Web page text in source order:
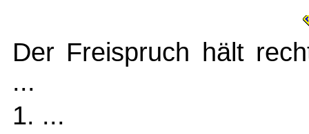
Der Freispruch hält
...
1. ...